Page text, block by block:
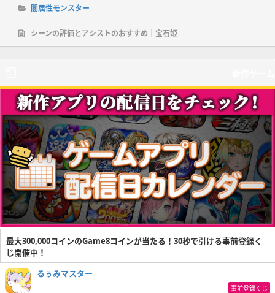
闇属性モンスター
シーンの評価とアシストのおすすめ｜宝石姫
最大300,000コインのGame8コインが当たる！30秒で引ける事前登録く
じ開催中！
るぅみマスター
事前登録くじ